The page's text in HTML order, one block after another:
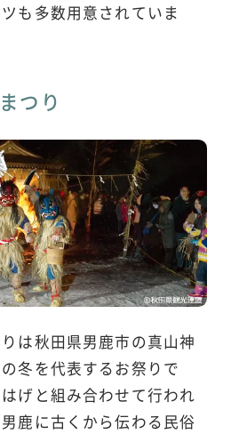
も多数用意されていま
つり
は秋田県男鹿市の真山神
冬を代表するお祭りで
げと組み合わせて行われ
鹿に古くから伝わる民俗